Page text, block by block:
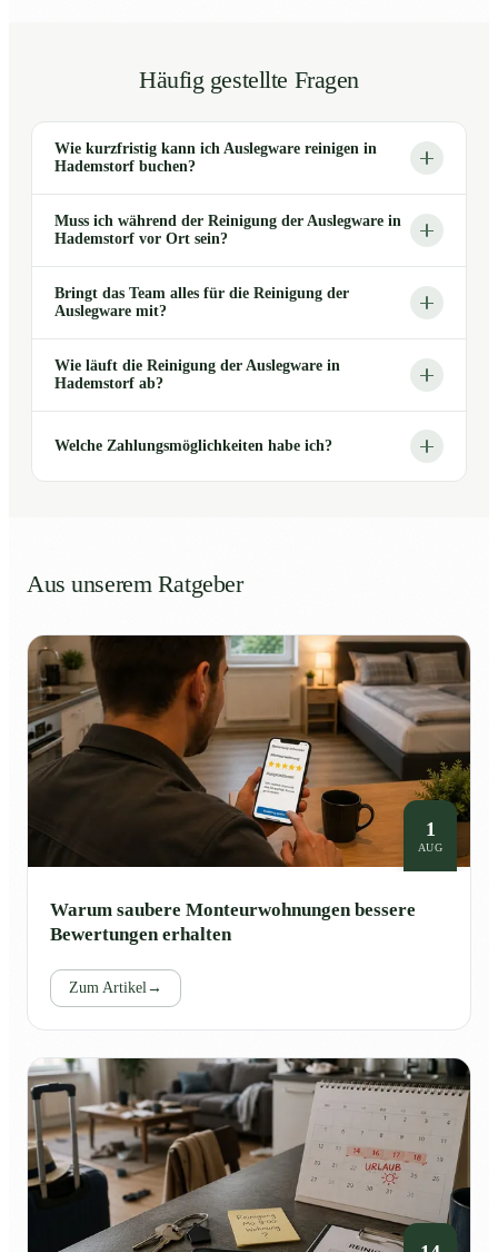
Häufig gestellte Fragen
Wie kurzfristig kann ich Auslegware reinigen in
Hademstorf buchen?
Muss ich während der Reinigung der Auslegware in
Hademstorf vor Ort sein?
Bringt das Team alles für die Reinigung der
Auslegware mit?
Wie läuft die Reinigung der Auslegware in
Hademstorf ab?
Welche Zahlungsmöglichkeiten habe ich?
Aus unserem Ratgeber
1
AUG
Warum saubere Monteurwohnungen bessere
Bewertungen erhalten
Zum Artikel→